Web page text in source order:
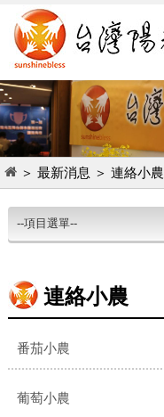
＞ 最新消息 ＞ 連絡小農
連絡小農
番茄小農
葡萄小農